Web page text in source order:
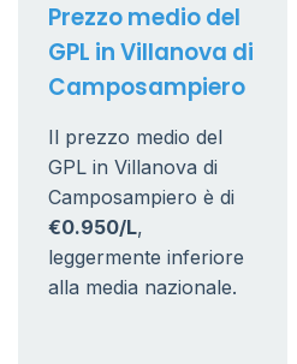
Prezzo medio del
GPL in Villanova di
Camposampiero
Il prezzo medio del
GPL in Villanova di
Camposampiero è di
€0.950/L,
leggermente inferiore
alla media nazionale.